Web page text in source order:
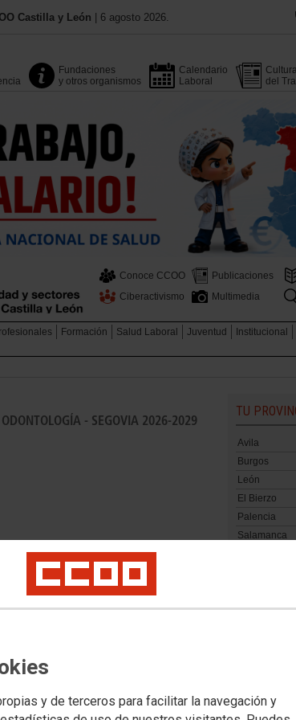
y de terceros para facilitar la navegación y
Castilla y León | 6 agosto 2026.
Fundaciones
y otros organismos
Calendario
Laboral
del
Conoce CCOO Publicaciones
Ciberactivismo
Multimedia
Formación Salud Laboral Juventud Institucional
- SEGOVIA 2026-2029
firma el III Convenio
de Segovia con
y salarios
TU
Avila
Burgos
León
El Bierzo
Palencia
Salamanca
Valladolid
FACEBOOK